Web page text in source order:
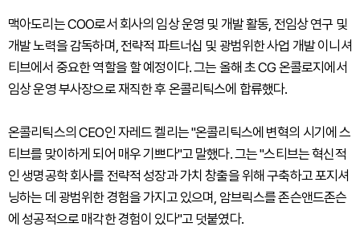
맥아도리는 COO로서 회사의 임상 운영 및 개발 활동, 전임상 연구 및
개발 노력을 감독하며, 전략적 파트너십 및 광범위한 사업 개발 이니셔
티브에서 중요한 역할을 할 예정이다. 그는 올해 초 CG 온콜로지에서
임상 운영 부사장으로 재직한 후 온콜리틱스에 합류했다.
온콜리틱스의 CEO인 자레드 켈리는 "온콜리틱스에 변혁의 시기에 스
티브를 맞이하게 되어 매우 기쁘다"고 말했다. 그는 "스티브는 혁신적
인 생명공학 회사를 전략적 성장과 가치 창출을 위해 구축하고 포지셔
닝하는 데 광범위한 경험을 가지고 있으며, 암브릭스를 존슨앤드존슨
에 성공적으로 매각한 경험이 있다"고 덧붙였다.